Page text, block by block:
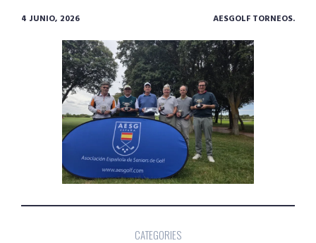
4 JUNIO, 2026 AESGOLF TORNEOS.
CATEGORIES